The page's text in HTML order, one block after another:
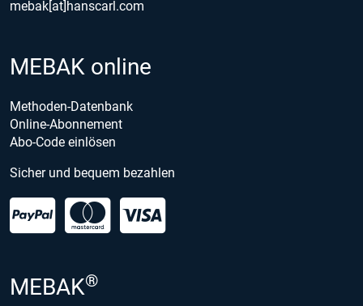
mebak[at]hanscarl.com
MEBAK online
Methoden-Datenbank
Online-Abonnement
Abo-Code einlösen
Sicher und bequem bezahlen
MEBAK®